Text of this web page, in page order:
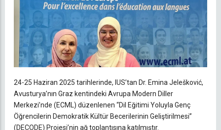
24-25 Haziran 2025 tarihlerinde, IUS’tan Dr. Emina Jelešković,
Avusturya’nın Graz kentindeki Avrupa Modern Diller
Merkezi’nde (ECML) düzenlenen “Dil Eğitimi Yoluyla Genç
Öğrencilerin Demokratik Kültür Becerilerinin Geliştirilmesi”
(DECODE) Projesi’nin ağ toplantısına katılmıştır.